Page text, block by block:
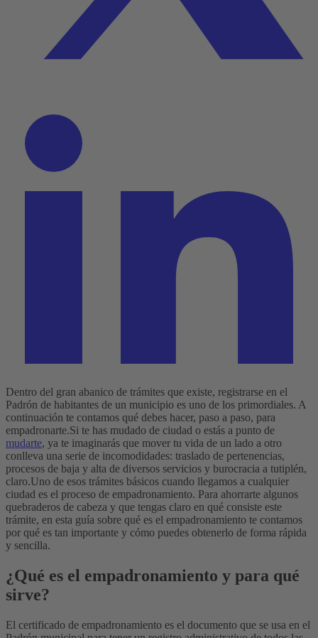
Dentro del gran abanico de trámites que existe, registrarse en el
Padrón de habitantes de un municipio es uno de los primordiales. A
continuación te contamos qué debes hacer, paso a paso, para
empadronarte.Si te has mudado de ciudad o estás a punto de
mudarte, ya te imaginarás que mover tu vida de un lado a otro
conlleva una serie de incomodidades: traslado de pertenencias,
procesos de baja y alta de diversos servicios y burocracia a tutiplén,
claro.Uno de esos trámites básicos cuando llegamos a cualquier
ciudad es el proceso de empadronamiento. Para ahorrarte algunos
quebraderos de cabeza y que tengas claro en qué consiste este
trámite, en esta guía sobre qué es el empadronamiento te contamos
por qué es tan importante y cómo puedes obtenerlo de forma rápida
y sencilla.
¿Qué es el empadronamiento y para qué
sirve?
El certificado de empadronamiento es el documento que se usa en el